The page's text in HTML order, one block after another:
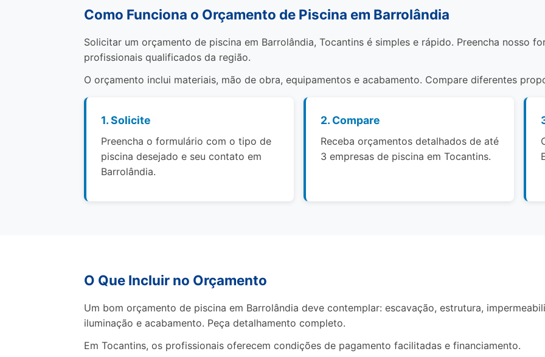
Como Funciona o Orçamento de Piscina em Barrolândia
Solicitar um orçamento de piscina em Barrolândia, Tocantins é simples e rápido. Preencha nosso
profissionais qualificados da região.
O orçamento inclui materiais, mão de obra, equipamentos e acabamento. Compare diferentes
1. Solicite
Preencha o formulário com o tipo de
piscina desejado e seu contato em
Barrolândia.
2. Compare
Receba orçamentos detalhados de até
3 empresas de piscina em Tocantins.
O Que Incluir no Orçamento
Um bom orçamento de piscina em Barrolândia deve contemplar: escavação, estrutura,
iluminação e acabamento. Peça detalhamento completo.
Em Tocantins, os profissionais oferecem condições de pagamento facilitadas e financiamento.